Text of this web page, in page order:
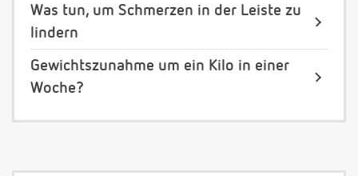
Was tun, um Schmerzen in der Leiste zu
lindern
Gewichtszunahme um ein Kilo in einer
Woche?